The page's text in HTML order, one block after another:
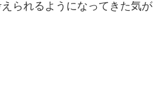
られるようになってきた気が